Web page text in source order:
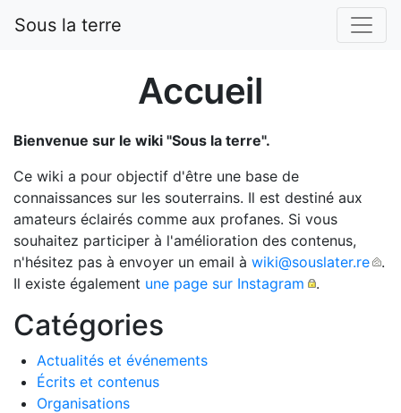
Sous la terre
Accueil
Bienvenue sur le wiki "Sous la terre".
Ce wiki a pour objectif d'être une base de
connaissances sur les souterrains. Il est destiné aux
amateurs éclairés comme aux profanes. Si vous
souhaitez participer à l'amélioration des contenus,
n'hésitez pas à envoyer un email à wiki@souslater.re
.
Il existe également une page sur Instagram .
Catégories
Actualités et événements
Écrits et contenus
Organisations